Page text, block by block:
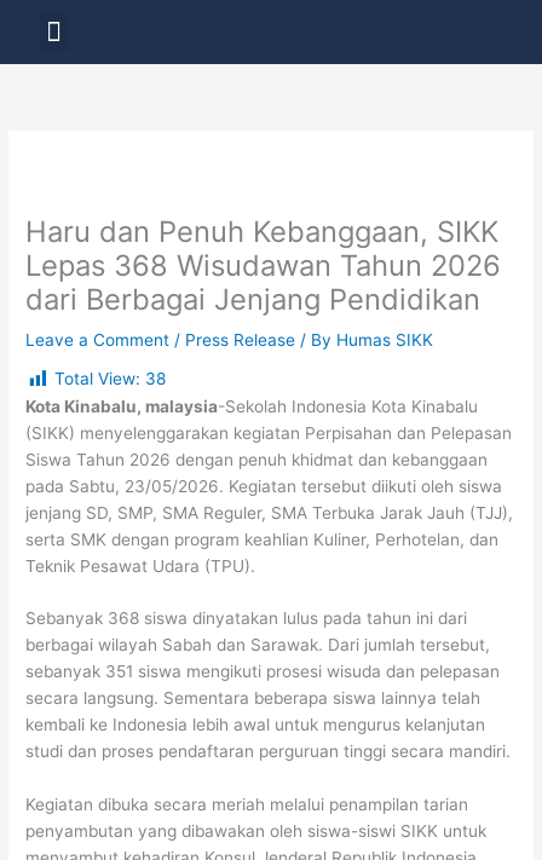
content
Menu
Haru dan Penuh Kebanggaan, SIKK
Lepas 368 Wisudawan Tahun 2026
dari Berbagai Jenjang Pendidikan
Leave a Comment / Press Release / By Humas SIKK
Total View: 38
Kota Kinabalu, malaysia-Sekolah Indonesia Kota Kinabalu
(SIKK) menyelenggarakan kegiatan Perpisahan dan Pelepasan
Siswa Tahun 2026 dengan penuh khidmat dan kebanggaan
pada Sabtu, 23/05/2026. Kegiatan tersebut diikuti oleh siswa
jenjang SD, SMP, SMA Reguler, SMA Terbuka Jarak Jauh (TJJ),
serta SMK dengan program keahlian Kuliner, Perhotelan, dan
Teknik Pesawat Udara (TPU).
Sebanyak 368 siswa dinyatakan lulus pada tahun ini dari
berbagai wilayah Sabah dan Sarawak. Dari jumlah tersebut,
sebanyak 351 siswa mengikuti prosesi wisuda dan pelepasan
secara langsung. Sementara beberapa siswa lainnya telah
kembali ke Indonesia lebih awal untuk mengurus kelanjutan
studi dan proses pendaftaran perguruan tinggi secara mandiri.
Kegiatan dibuka secara meriah melalui penampilan tarian
penyambutan yang dibawakan oleh siswa-siswi SIKK untuk